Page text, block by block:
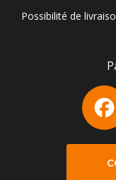
Possibilité de